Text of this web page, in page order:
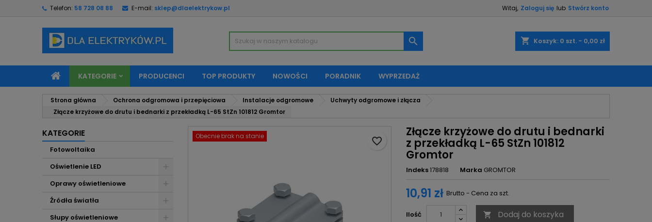
Telefon: 58 728 08 88 E-mail: sklep@dlaelektrykow.pl Witaj, Zaloguj się lub Stwórz konto
shopping_cart Koszyk: 0 szt. - 0,00 zł

KATEGORIE PRODUCENCI TOP PRODUKTY NOWOŚCI PORADNIK WYPRZEDAŻ
Strona główna Ochrona odgromowa i przepięciowa Instalacje odgromowe
Uchwyty odgromowe i złącza
Złącze krzyżowe do drutu i bednarki z przekładką L-65 StZn 101812 Gromtor
KATEGORIE
Fotowoltaika
Oświetlenie LED
Oprawy oświetleniowe
Źródła światła
Słupy oświetleniowe
Obecnie brak na stanie Złącze krzyżowe do drutu i bednarki
z przekładką L-65 StZn 101812
Gromtor
Indeks178818 Marka GROMTOR
10,91 zł Brutto - Cena za szt.
Ilość  Dodaj do koszyka
favorite_border
Moje listy życzeń
Utwórz nową listę
Utwórz listę życzeń
Anuluj Utwórz listę życzeń
Zaloguj się
Musisz być zalogowany by zapisać produkty na swojej liście życzeń.